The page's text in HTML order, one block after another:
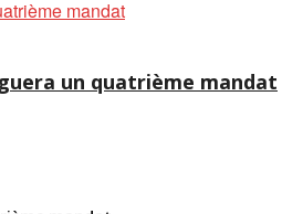
un quatrième mandat